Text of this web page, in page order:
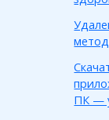
ПК —